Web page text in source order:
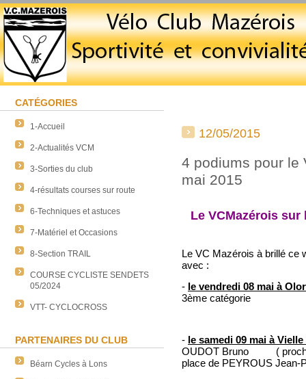
CATÉGORIES
1-Accueil
2-Actualités VCM
3-Sorties du club
4-résultats courses sur route
6-Techniques et astuces
7-Matériel et Occasions
8-Section TRAIL
COURSE CYCLISTE SENDETS
05/2024
VTT- CYCLOCROSS
PARTENAIRES DU CLUB
Béarn Cycles à Lons
12/05/2015
4 podiums pour le
mai 2015
Le VCMazérois
Le VC Mazérois à brillé ce
avec :
- le vendredi 08 mai à
3ème catégorie
- le samedi 09 mai à
OUDOT Bruno (
place de PEYROUS Jean-